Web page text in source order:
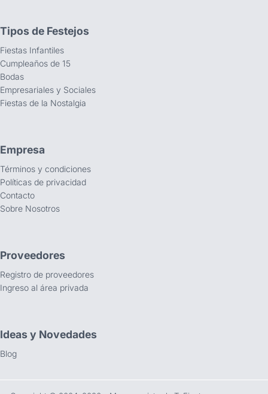
Tipos de Festejos
Fiestas Infantiles
Cumpleaños de 15
Bodas
Empresariales y Sociales
Fiestas de la Nostalgia
Empresa
Términos y condiciones
Políticas de privacidad
Contacto
Sobre Nosotros
Proveedores
Registro de proveedores
Ingreso al área privada
Ideas y Novedades
Blog